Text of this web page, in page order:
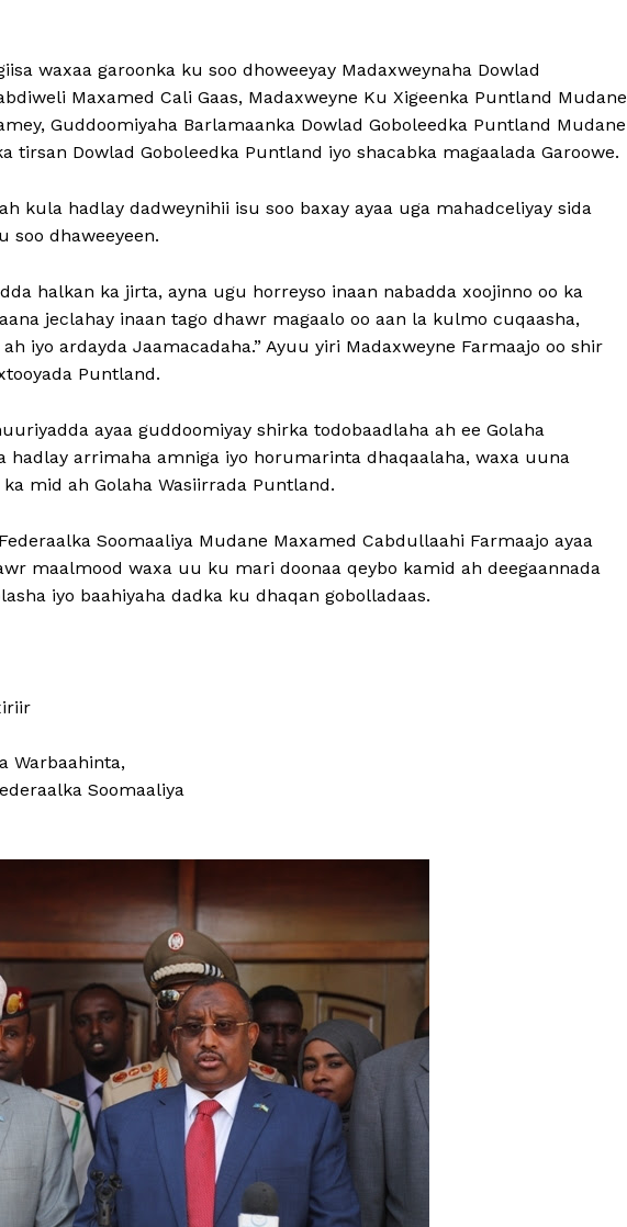
waxaa garoonka ku soo dhoweeyay Madaxweynaha Dowlad
Maxamed Cali Gaas, Madaxweyne Ku Xigeenka Puntland Mudane
Guddoomiyaha Barlamaanka Dowlad Goboleedka Puntland Mudane
tirsan Dowlad Goboleedka Puntland iyo shacabka magaalada Garoowe.
kula hadlay dadweynihii isu soo baxay ayaa uga mahadceliyay sida
soo dhaweeyeen.
halkan ka jirta, ayna ugu horreyso inaan nabadda xoojinno oo ka
jeclahay inaan tago dhawr magaalo oo aan la kulmo cuqaasha,
iyo ardayda Jaamacadaha.” Ayuu yiri Madaxweyne Farmaajo oo shir
Puntland.
ayaa guddoomiyay shirka todobaadlaha ah ee Golaha
hadlay arrimaha amniga iyo horumarinta dhaqaalaha, waxa uuna
mid ah Golaha Wasiirrada Puntland.
Soomaaliya Mudane Maxamed Cabdullaahi Farmaajo ayaa
maalmood waxa uu ku mari doonaa qeybo kamid ah deegaannada
iyo baahiyaha dadka ku dhaqan gobolladaas.
Warbaahinta,
Soomaaliya